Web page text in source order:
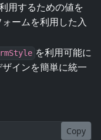
用するための値を
ームを利用した入
を利用可能に
インを簡単に統一
Copy